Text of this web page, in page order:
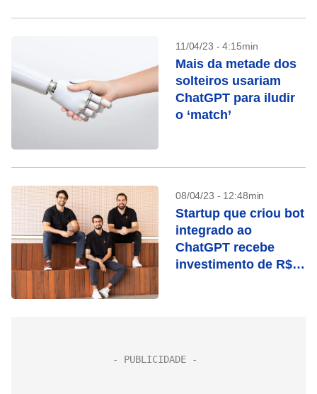
11/04/23 - 4:15min
Mais da metade dos
solteiros usariam
ChatGPT para iludir
o ‘match’
08/04/23 - 12:48min
Startup que criou bot
integrado ao
ChatGPT recebe
investimento de R$